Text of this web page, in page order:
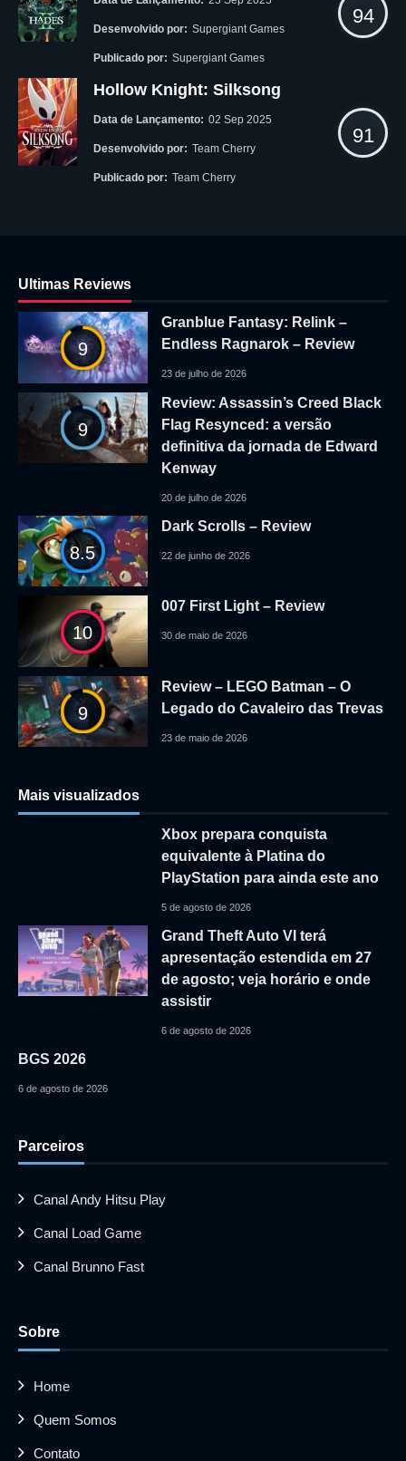
Desenvolvido por: Supergiant Games
Publicado por: Supergiant Games
94
Hollow Knight: Silksong
Data de Lançamento: 02 Sep 2025
Desenvolvido por: Team Cherry
Publicado por: Team Cherry
91
Ultimas Reviews
9
Granblue Fantasy: Relink –
Endless Ragnarok – Review
23 de julho de 2026
9
Review: Assassin’s Creed Black
Flag Resynced: a versão
definitiva da jornada de Edward
Kenway
20 de julho de 2026
8.5
Dark Scrolls – Review
22 de junho de 2026
10
007 First Light – Review
30 de maio de 2026
9
Review – LEGO Batman – O
Legado do Cavaleiro das Trevas
23 de maio de 2026
Mais visualizados
Xbox prepara conquista
equivalente à Platina do
PlayStation para ainda este ano
5 de agosto de 2026
Grand Theft Auto VI terá
apresentação estendida em 27
de agosto; veja horário e onde
assistir
6 de agosto de 2026
BGS 2026
6 de agosto de 2026
Parceiros
Canal Andy Hitsu Play
Canal Load Game
Canal Brunno Fast
Sobre
Home
Quem Somos
Contato